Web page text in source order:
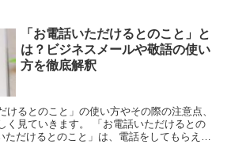
「お電話いただけるとのこと」と
は？ビジネスメールや敬語の使い
方を徹底解釈
けるとのこと」の使い方やその際の注意点、
く見ていきます。 「お電話いただけるとの
ただけるとのこと」は、電話をしてもらえる